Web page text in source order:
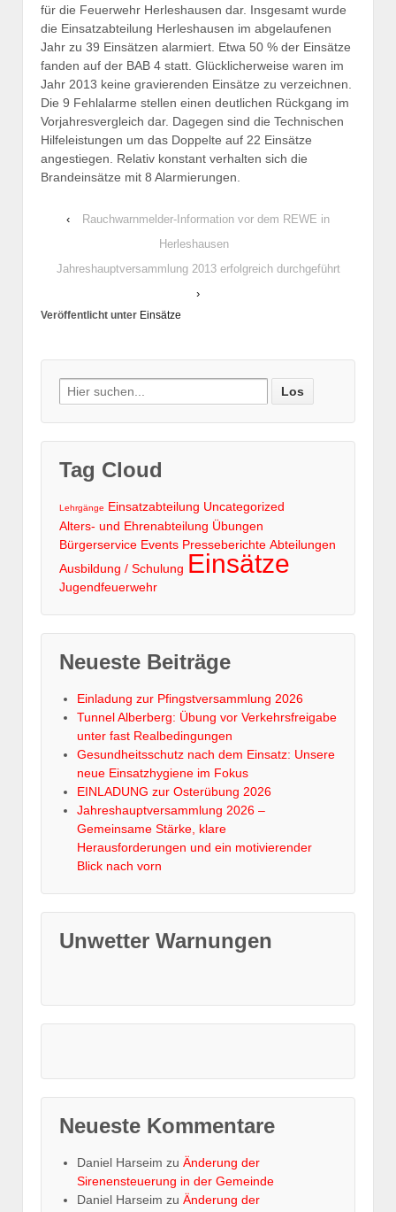
für die Feuerwehr Herleshausen dar. Insgesamt wurde
die Einsatzabteilung Herleshausen im abgelaufenen
Jahr zu 39 Einsätzen alarmiert. Etwa 50 % der Einsätze
fanden auf der BAB 4 statt. Glücklicherweise waren im
Jahr 2013 keine gravierenden Einsätze zu verzeichnen.
Die 9 Fehlalarme stellen einen deutlichen Rückgang im
Vorjahresvergleich dar. Dagegen sind die Technischen
Hilfeleistungen um das Doppelte auf 22 Einsätze
angestiegen. Relativ konstant verhalten sich die
Brandeinsätze mit 8 Alarmierungen.
‹
Rauchwarnmelder-Information vor dem REWE in
Herleshausen
Jahreshauptversammlung 2013 erfolgreich durchgeführt
›
Veröffentlicht unter Einsätze
Search
for:
Tag Cloud
Lehrgänge Einsatzabteilung Uncategorized
Alters- und Ehrenabteilung Übungen
Bürgerservice Events Presseberichte Abteilungen
Ausbildung / Schulung Einsätze
Jugendfeuerwehr
Neueste Beiträge
Einladung zur Pfingstversammlung 2026
Tunnel Alberberg: Übung vor Verkehrsfreigabe
unter fast Realbedingungen
Gesundheitsschutz nach dem Einsatz: Unsere
neue Einsatzhygiene im Fokus
EINLADUNG zur Osterübung 2026
Jahreshauptversammlung 2026 –
Gemeinsame Stärke, klare
Herausforderungen und ein motivierender
Blick nach vorn
Unwetter Warnungen
Neueste Kommentare
Daniel Harseim zu Änderung der
Sirenensteuerung in der Gemeinde
Daniel Harseim zu Änderung der